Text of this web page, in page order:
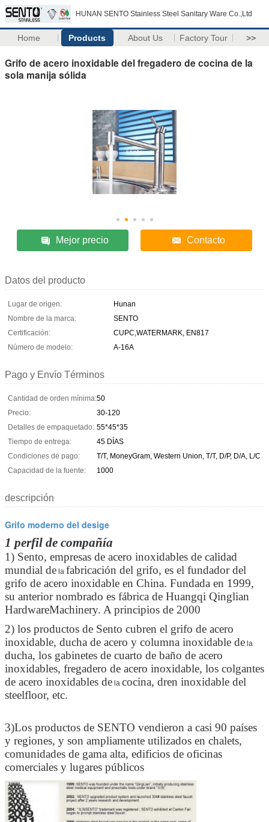
HUNAN SENTO Stainless Steel Sanitary Ware Co.,Ltd
Home Products About Us Factory Tour >>
Grifo de acero inoxidable del fregadero de cocina de la
sola manija sólida
Mejor precio Contacto
Datos del producto
Lugar de origen:
Hunan
Nombre de la marca:
SENTO
Certificación:
CUPC,WATERMARK, EN817
Número de modelo:
A-16A
Pago y Envío Términos
Cantidad de orden mínima:50
Precio:
30-120
Detalles de empaquetado: 55*45*35
Tiempo de entrega:
45 DÍAS
Condiciones de pago:
T/T, MoneyGram, Western Union, T/T, D/P, D/A, L/C
Capacidad de la fuente:
1000
descripción
Grifo moderno del desige
1 perfil de compañía
1) Sento, empresas de acero inoxidables de calidad
mundial de la fabricación del grifo, es el fundador del
grifo de acero inoxidable en China. Fundada en 1999,
su anterior nombrado es fábrica de Huangqi Qinglian
HardwareMachinery. A principios de 2000
2) los productos de Sento cubren el grifo de acero
inoxidable, ducha de acero y columna inoxidable de la
ducha, los gabinetes de cuarto de baño de acero
inoxidables, fregadero de acero inoxidable, los colgantes
de acero inoxidables de la cocina, dren inoxidable del
steelfloor, etc.
3)Los productos de SENTO vendieron a casi 90 países
y regiones, y son ampliamente utilizados en chalets,
comunidades de gama alta, edificios de oficinas
comerciales y lugares públicos